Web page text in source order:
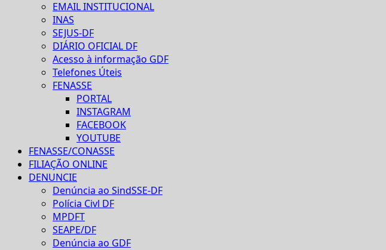
EMAIL INSTITUCIONAL
INAS
SEJUS-DF
DIÁRIO OFICIAL DF
Acesso à informação GDF
Telefones Úteis
FENASSE
PORTAL
INSTAGRAM
FACEBOOK
YOUTUBE
FENASSE/CONASSE
FILIAÇÃO ONLINE
DENUNCIE
Denúncia ao SindSSE-DF
Polícia Civl DF
MPDFT
SEAPE/DF
Denúncia ao GDF